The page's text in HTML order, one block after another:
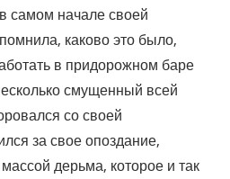
самом начале своей
каково это было,
в придорожном баре
смущенный всей
со своей
за свое опоздание,
дерьма, которое и так